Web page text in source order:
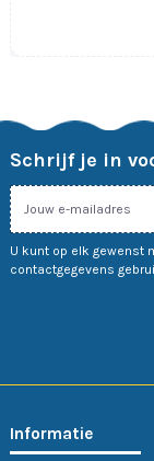
Schrijf je in
U kunt op elk gewenst
contactgegevens
Informatie